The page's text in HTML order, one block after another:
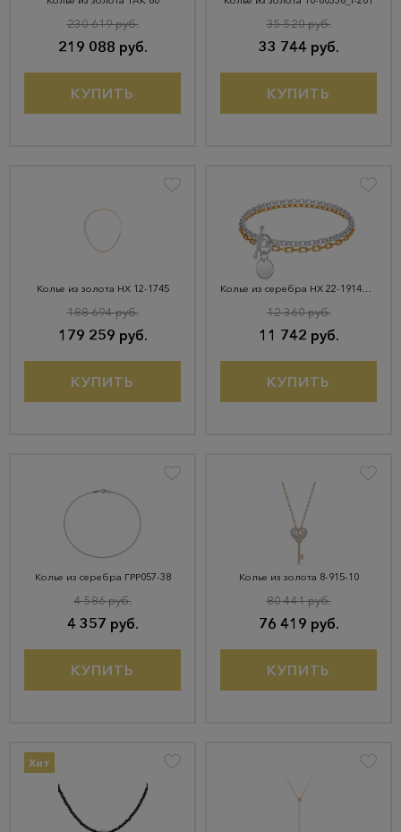
219 088 руб.
230 619 руб.
КУПИТЬ
33 744 руб.
35 520 руб.
КУПИТЬ
Колье из золота НХ 12-1745
179 259 руб.
188 694 руб.
КУПИТЬ
Колье из серебра НХ 22-1914Ю-34
11 742 руб.
12 360 руб.
КУПИТЬ
Колье из серебра ГРР057-38
4 357 руб.
4 586 руб.
КУПИТЬ
Колье из золота 8-915-10
76 419 руб.
80 441 руб.
КУПИТЬ
Хит